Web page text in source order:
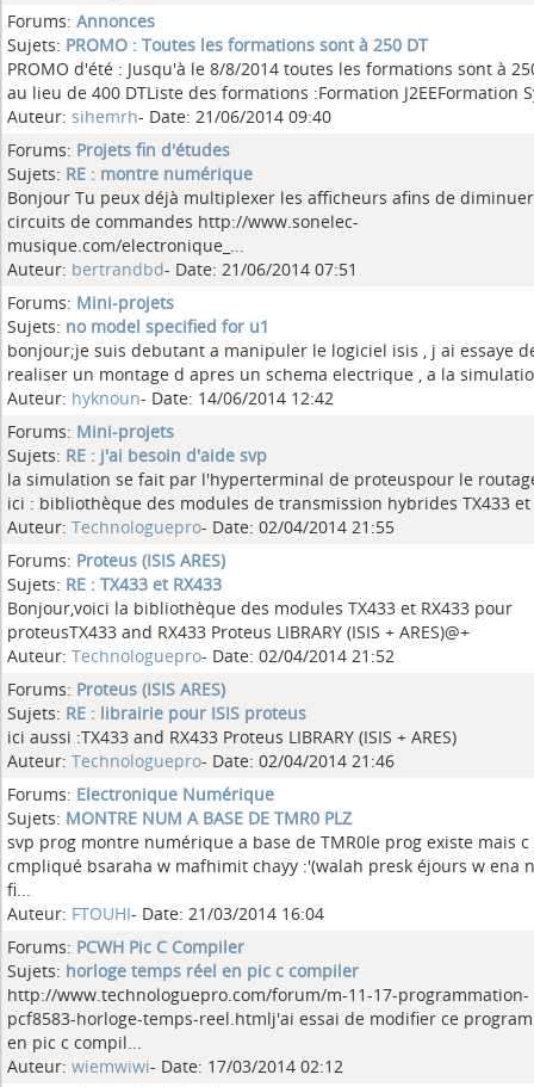
Forums: Annonces
Sujets: PROMO : Toutes les formations sont à 250 DT
PROMO d'été : Jusqu'à le 8/8/2014 toutes les formations sont à
au lieu de 400 DTListe des formations :Formation J2EEFormation
Auteur: sihemrh- Date: 21/06/2014 09:40
Forums: Projets fin d'études
Sujets: RE : montre numérique
Bonjour Tu peux déjà multiplexer les afficheurs afins de
circuits de commandes http://www.sonelec-
musique.com/electronique_...
Auteur: bertrandbd- Date: 21/06/2014 07:51
Forums: Mini-projets
Sujets: no model specified for u1
bonjour;je suis debutant a manipuler le logiciel isis , j ai essaye
realiser un montage d apres un schema electrique , a la
Auteur: hyknoun- Date: 14/06/2014 12:42
Forums: Mini-projets
Sujets: RE : j'ai besoin d'aide svp
la simulation se fait par l'hyperterminal de proteuspour le
ici : bibliothèque des modules de transmission hybrides TX433 et
Auteur: Technologuepro- Date: 02/04/2014 21:55
Forums: Proteus (ISIS ARES)
Sujets: RE : TX433 et RX433
Bonjour,voici la bibliothèque des modules TX433 et RX433 pour
proteusTX433 and RX433 Proteus LIBRARY (ISIS + ARES)@+
Auteur: Technologuepro- Date: 02/04/2014 21:52
Forums: Proteus (ISIS ARES)
Sujets: RE : librairie pour ISIS proteus
ici aussi :TX433 and RX433 Proteus LIBRARY (ISIS + ARES)
Auteur: Technologuepro- Date: 02/04/2014 21:46
Forums: Electronique Numérique
Sujets: MONTRE NUM A BASE DE TMR0 PLZ
svp prog montre numérique a base de TMR0le prog existe mais
cmpliqué bsaraha w mafhimit chayy :'(walah presk éjours w ena
fi...
Auteur: FTOUHI- Date: 21/03/2014 16:04
Forums: PCWH Pic C Compiler
Sujets: horloge temps réel en pic c compiler
http://www.technologuepro.com/forum/m-11-17-programmation-
pcf8583-horloge-temps-reel.htmlj'ai essai de modifier ce
en pic c compil...
Auteur: wiemwiwi- Date: 17/03/2014 02:12